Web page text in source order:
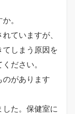
。
ていますが、
しまう原因を
ださい。
のがあります
した。保健室に